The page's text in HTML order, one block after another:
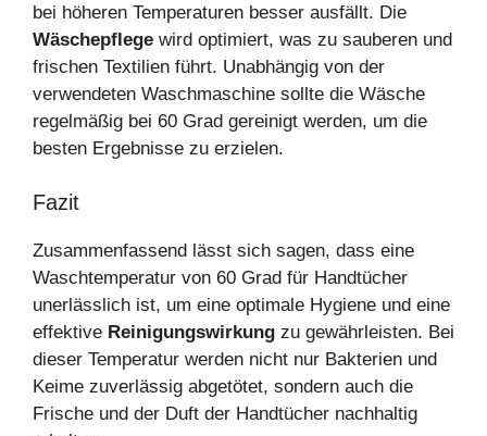
bei höheren Temperaturen besser ausfällt. Die
Wäschepflege wird optimiert, was zu sauberen und
frischen Textilien führt. Unabhängig von der
verwendeten Waschmaschine sollte die Wäsche
regelmäßig bei 60 Grad gereinigt werden, um die
besten Ergebnisse zu erzielen.
Fazit
Zusammenfassend lässt sich sagen, dass eine
Waschtemperatur von 60 Grad für Handtücher
unerlässlich ist, um eine optimale Hygiene und eine
effektive Reinigungswirkung zu gewährleisten. Bei
dieser Temperatur werden nicht nur Bakterien und
Keime zuverlässig abgetötet, sondern auch die
Frische und der Duft der Handtücher nachhaltig